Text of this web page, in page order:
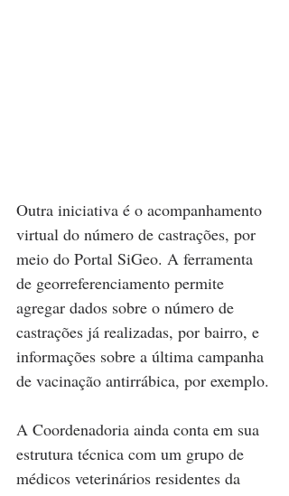
Outra iniciativa é o acompanhamento
virtual do número de castrações, por
meio do Portal SiGeo. A ferramenta
de georreferenciamento permite
agregar dados sobre o número de
castrações já realizadas, por bairro, e
informações sobre a última campanha
de vacinação antirrábica, por exemplo.
A Coordenadoria ainda conta em sua
estrutura técnica com um grupo de
médicos veterinários residentes da